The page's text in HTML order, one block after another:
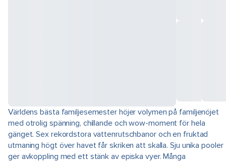
Världens bästa familjesemester höjer volymen på familjenöjet
med otrolig spänning, chillande och wow-moment för hela
gänget. Sex rekordstora vattenrutschbanor och en fruktad
utmaning högt över havet får skriken att skalla. Sju unika pooler
ger avkoppling med ett stänk av episka vyer. Många